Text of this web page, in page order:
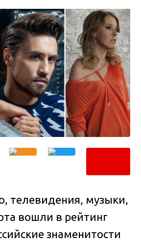
телевидения, музыки,
вошли в рейтинг
знаменитости